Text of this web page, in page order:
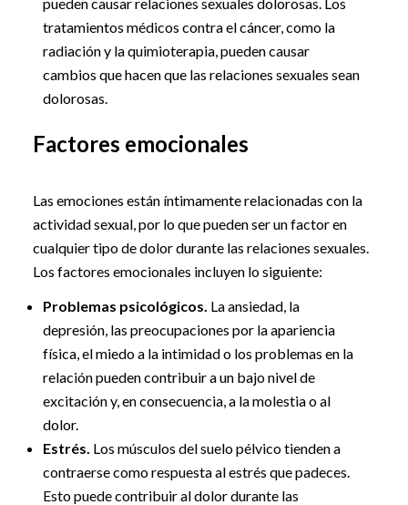
tratamientos médicos contra el cáncer, como la
radiación y la quimioterapia, pueden causar
cambios que hacen que las relaciones sexuales sean
dolorosas.
Factores emocionales
Las emociones están íntimamente relacionadas con la
actividad sexual, por lo que pueden ser un factor en
cualquier tipo de dolor durante las relaciones sexuales.
Los factores emocionales incluyen lo siguiente:
Problemas psicológicos. La ansiedad, la
depresión, las preocupaciones por la apariencia
física, el miedo a la intimidad o los problemas en la
relación pueden contribuir a un bajo nivel de
excitación y, en consecuencia, a la molestia o al
dolor.
Estrés. Los músculos del suelo pélvico tienden a
contraerse como respuesta al estrés que padeces.
Esto puede contribuir al dolor durante las